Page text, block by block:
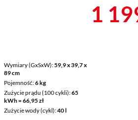
Wymiary (GxSxW) 59,9 x 39,7 x
89 cm
Pojemność 6 kg
Zużycie prądu (100 cykli) 65
kWh = 66,95 zł
Zużycie wody (cykl) 40 l
1